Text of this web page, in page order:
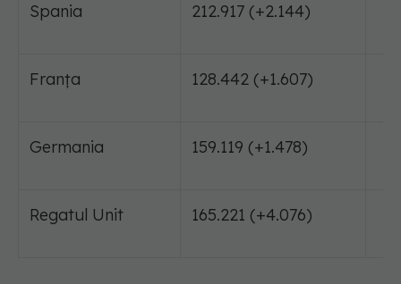
Spania 212.917 (+2.144)
Franţa 128.442 (+1.607)
Germania 159.119 (+1.478)
Regatul Unit 165.221 (+4.076)